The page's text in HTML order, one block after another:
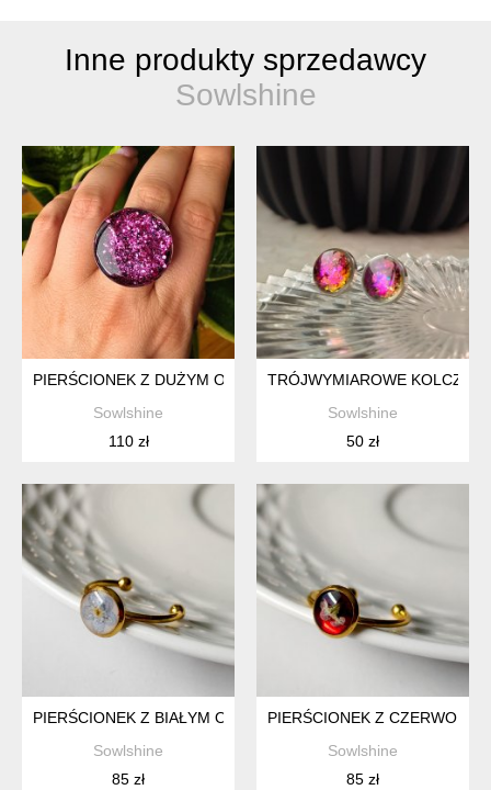
Inne produkty sprzedawcy
Sowlshine
PIERŚCIONEK Z DUŻYM OKRĄGŁYM RÓŻOWYM OCZKIEM
Sowlshine
110 zł
TRÓJWYMIAROWE
Sowlshine
50 zł
PIERŚCIONEK Z BIAŁYM OCZKIEM I NIEZAPOMINAJKĄ
Sowlshine
85 zł
PIERŚCIONEK Z
Sowlshine
85 zł